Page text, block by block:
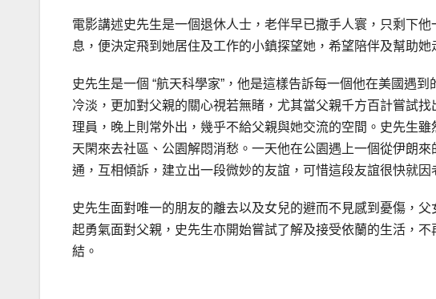
電影講述史先生是一個退休人士，老伴早已撒手人寰，只剩下
息，便決定飛到她居住及工作的小鎮探望她，希望陪伴及幫助她
史先生是一個 “航天科學家”，他是這樣告訴每一個他在美國遇
冷淡，更加對父親的關心視若無睹，尤其當父親千方百計嘗試
理員，晚上則常外出，幾乎不給父親與她交流的空間。史先生
天閑來去社區、公園解悶消愁。一天他在公園遇上一個從伊朗
通，互相傾訴，建立出一段微妙的友誼，可惜這段友誼很快就因
史先生面對唯一的朋友的離去以及女兒的避而不見感到憂傷，
起勇氣面對父親，史先生亦開始嘗試了解及接受依蘭的生活，
結。